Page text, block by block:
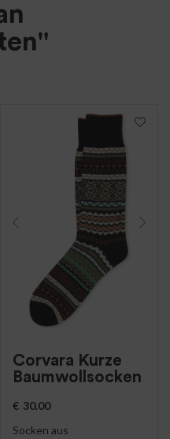
Corvara Kurze
Baumwollsocken
€ 30.00
Socken aus